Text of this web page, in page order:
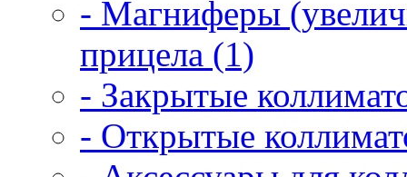
- Магниферы
прицела (1)
- Закрытые
- Открытые